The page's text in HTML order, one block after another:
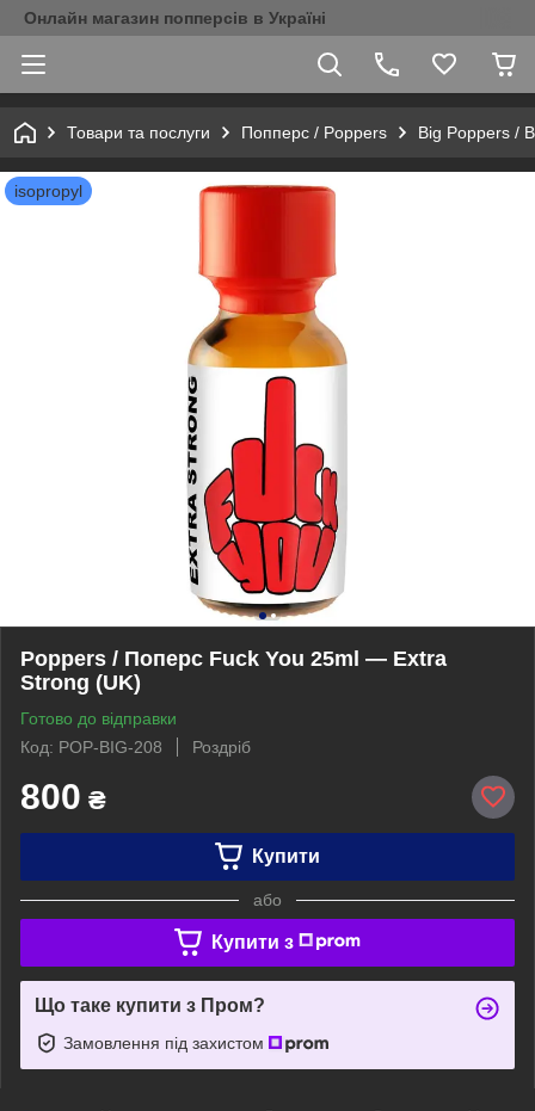
Онлайн магазин попперсів в Україні
Товари та послуги Попперс / Poppers Big Poppers /
isopropyl
Poppers / Поперс Fuck You 25ml — Extra
Strong (UK)
Готово до відправки
Код: POP-BIG-208
Роздріб
800 ₴
Купити
або
Купити з
Що таке купити з Пром?
Замовлення під захистом